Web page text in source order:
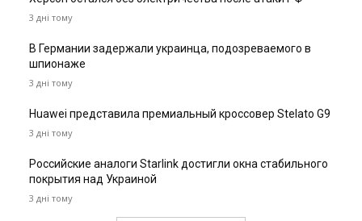
3 дні тому
В Германии задержали украинца, подозреваемого в
шпионаже
3 дні тому
Huawei представила премиальный кроссовер Stelato G9
3 дні тому
Российские аналоги Starlink достигли окна стабильного
покрытия над Украиной
3 дні тому